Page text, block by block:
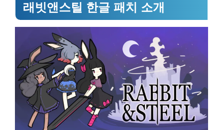
래빗앤스틸 한글 패치 소개